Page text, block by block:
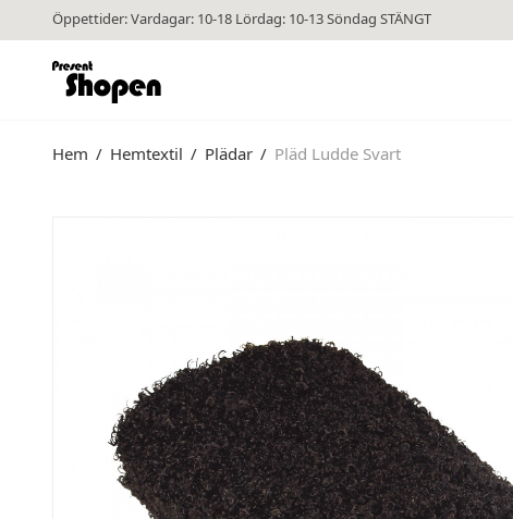
Öppettider: Vardagar: 10-18 Lördag: 10-13 Söndag STÄNGT
Hem / Hemtextil / Plädar / Pläd Ludde Svart